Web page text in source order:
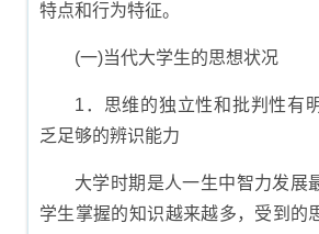
特点和行为特征。
(一)当代大学生的思想状况
1．思维的独立性和批判性有
乏足够的辨识能力
大学时期是人一生中智力发展
学生掌握的知识越来越多，受到的